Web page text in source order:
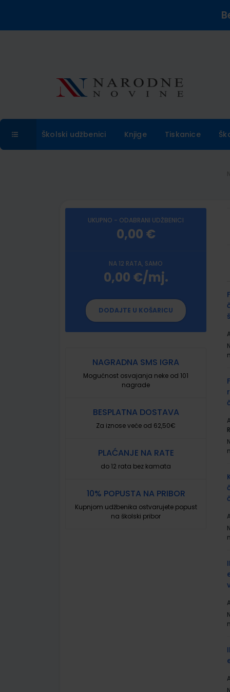
Školski udžbenici Knjige Tiskanice
UKUPNO - ODABRANI UDŽBENICI
0,00 €
NA 12 RATA, SAMO
0,00 €/mj.
DODAJTE U KOŠARICU
NAGRADNA SMS IGRA
Mogućnost osvajanja neke od 101
nagrade
BESPLATNA DOSTAVA
Za iznose veće od 62,50€
PLAĆANJE NA RATE
do 12 rata bez kamata
10% POPUSTA NA PRIBOR
Kupnjom udžbenika ostvarujete popust
na školski pribor